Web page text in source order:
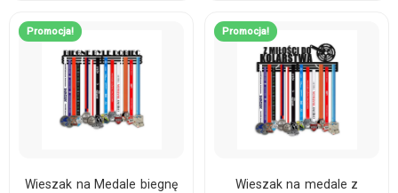
Promocja!
Wieszak na Medale biegnę
Promocja!
Wieszak na medale z